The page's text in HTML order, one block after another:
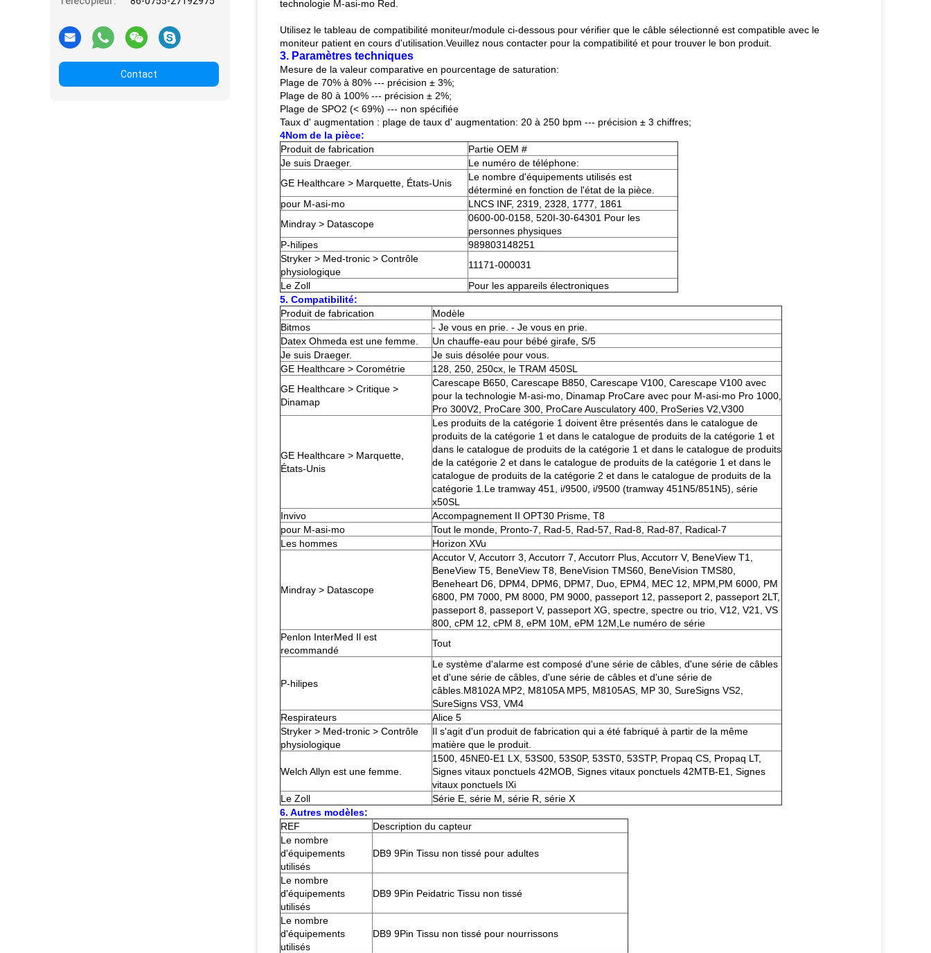
Contact
technologie M-asi-mo Red.
Utilisez le tableau de compatibilité moniteur/module ci-dessous pour vérifier que le câble sélectionné est compatible avec le
moniteur patient en cours d'utilisation.Veuillez nous contacter pour la compatibilité et pour trouver le bon produit.
3. Paramètres techniques
Mesure de la valeur comparative en pourcentage de saturation:
Plage de 70% à 80% --- précision ± 3%;
Plage de 80 à 100% --- précision ± 2%;
Plage de SPO2 (< 69%) --- non spécifiée
Taux d' augmentation : plage de taux d' augmentation: 20 à 250 bpm --- précision ± 3 chiffres;
4Nom de la pièce:
Produit de fabrication
Partie OEM #
Je suis Draeger.
Le numéro de téléphone:
GE Healthcare > Marquette, États-Unis
Le nombre d'équipements utilisés est
déterminé en fonction de l'état de la pièce.
pour M-asi-mo
LNCS INF, 2319, 2328, 1777, 1861
Mindray > Datascope
0600-00-0158, 520I-30-64301 Pour les
personnes physiques
P-hilipes
989803148251
Stryker > Med-tronic > Contrôle
physiologique
11171-000031
Le Zoll
Pour les appareils électroniques
5. Compatibilité:
Produit de fabrication
Modèle
Bitmos
- Je vous en prie. - Je vous en prie.
Datex Ohmeda est une femme.
Un chauffe-eau pour bébé girafe, S/5
Je suis Draeger.
Je suis désolée pour vous.
GE Healthcare > Corométrie
128, 250, 250cx, le TRAM 450SL
GE Healthcare > Critique >
Dinamap
Carescape B650, Carescape B850, Carescape V100, Carescape V100 avec
pour la technologie M-asi-mo, Dinamap ProCare avec pour M-asi-mo Pro 1000,
Pro 300V2, ProCare 300, ProCare Ausculatory 400, ProSeries V2,V300
GE Healthcare > Marquette,
États-Unis
Les produits de la catégorie 1 doivent être présentés dans le catalogue de
produits de la catégorie 1 et dans le catalogue de produits de la catégorie 1 et
dans le catalogue de produits de la catégorie 1 et dans le catalogue de produits
de la catégorie 2 et dans le catalogue de produits de la catégorie 1 et dans le
catalogue de produits de la catégorie 2 et dans le catalogue de produits de la
catégorie 1.Le tramway 451, i/9500, i/9500 (tramway 451N5/851N5), série
x50SL
Invivo
Accompagnement II OPT30 Prisme, T8
pour M-asi-mo
Tout le monde, Pronto-7, Rad-5, Rad-57, Rad-8, Rad-87, Radical-7
Les hommes
Horizon XVu
Mindray > Datascope
Accutor V, Accutorr 3, Accutorr 7, Accutorr Plus, Accutorr V, BeneView T1,
BeneView T5, BeneView T8, BeneVision TMS60, BeneVision TMS80,
Beneheart D6, DPM4, DPM6, DPM7, Duo, EPM4, MEC 12, MPM,PM 6000, PM
6800, PM 7000, PM 8000, PM 9000, passeport 12, passeport 2, passeport 2LT,
passeport 8, passeport V, passeport XG, spectre, spectre ou trio, V12, V21, VS
800, cPM 12, cPM 8, ePM 10M, ePM 12M,Le numéro de série
Penlon InterMed Il est
recommandé
Tout
P-hilipes
Le système d'alarme est composé d'une série de câbles, d'une série de câbles
et d'une série de câbles, d'une série de câbles et d'une série de
câbles.M8102A MP2, M8105A MP5, M8105AS, MP 30, SureSigns VS2,
SureSigns VS3, VM4
Respirateurs
Alice 5
Stryker > Med-tronic > Contrôle
physiologique
Il s'agit d'un produit de fabrication qui a été fabriqué à partir de la même
matière que le produit.
Welch Allyn est une femme.
1500, 45NE0-E1 LX, 53S00, 53S0P, 53ST0, 53STP, Propaq CS, Propaq LT,
Signes vitaux ponctuels 42MOB, Signes vitaux ponctuels 42MTB-E1, Signes
vitaux ponctuels lXi
Le Zoll
Série E, série M, série R, série X
6. Autres modèles:
REF
Description du capteur
Le nombre
d'équipements
utilisés
DB9 9Pin Tissu non tissé pour adultes
Le nombre
d'équipements
utilisés
DB9 9Pin Peidatric Tissu non tissé
Le nombre
d'équipements
utilisés
DB9 9Pin Tissu non tissé pour nourrissons